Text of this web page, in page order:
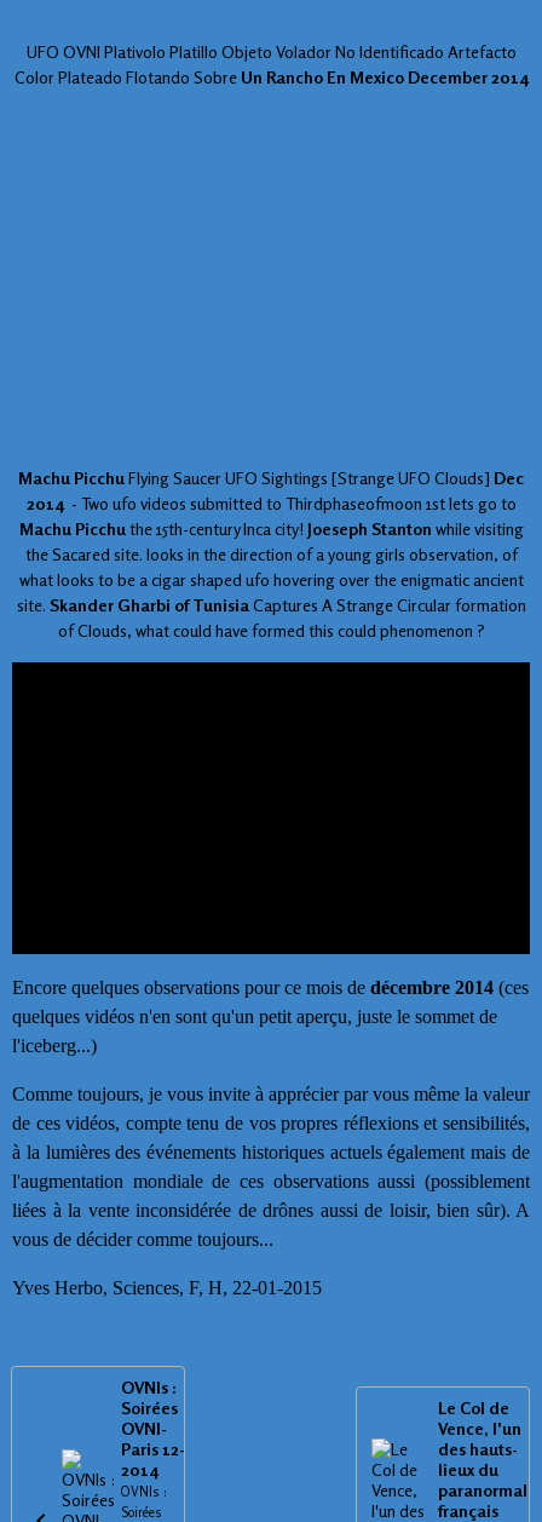
UFO OVNI Plativolo Platillo Objeto Volador No Identificado Artefacto
Color Plateado Flotando Sobre Un Rancho En Mexico December 2014
Machu PicchuFlying Saucer UFO Sightings [Strange UFO Clouds] Dec
2014 - Two ufo videos submitted to Thirdphaseofmoon 1st lets go to
Machu Picchuthe 15th-century Inca city! Joeseph Stanton while visiting
the Sacared site. looks in the direction of a young girls observation, of
what looks to be a cigar shaped ufo hovering over the enigmatic ancient
site. Skander Gharbi of TunisiaCaptures A Strange Circular formation
of Clouds, what could have formed this could phenomenon ?
Encore quelques observations pour ce mois de décembre 2014 (ces
quelques vidéos n'en sont qu'un petit aperçu, juste le sommet de
l'iceberg...)
Comme toujours, je vous invite à apprécier par vous même la valeur
de ces vidéos, compte tenu de vos propres réflexions et sensibilités,
à la lumières des événements historiques actuels également mais de
l'augmentation mondiale de ces observations aussi (possiblement
liées à la vente inconsidérée de drônes aussi de loisir, bien sûr). A
vous de décider comme toujours...
Yves Herbo, Sciences, F, H, 22-01-2015
OVNIs :
Soirées
OVNI-
Paris 12-
2014
OVNIs :
Soirées
Le Col de
Vence, l'un
des hauts-
lieux du
paranormal
français